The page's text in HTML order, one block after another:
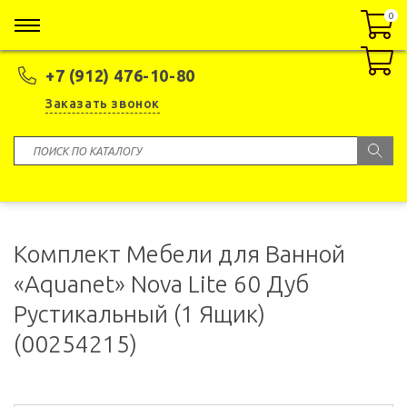
+7 (912) 476-10-80
Заказать звонок
0
0
Комплект Мебели для Ванной
«Aquanet» Nova Lite 60 Дуб
Рустикальный (1 Ящик)
(00254215)